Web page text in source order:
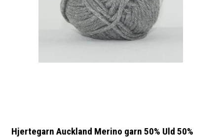
Hjertegarn Auckland Merino garn 50% Uld 50%